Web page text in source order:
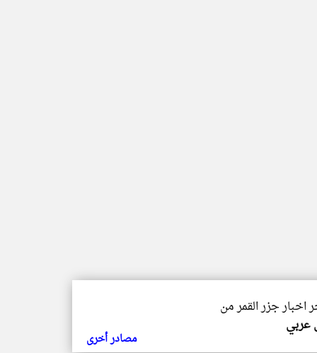
اخبار جزر القمر من
عربي
مصادر أخرى